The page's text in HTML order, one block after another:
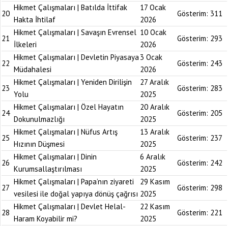
20
Hikmet Çalışmaları | Batılda İttifak
Hakta İhtilaf
17 Ocak
2026
Gösterim: 311
21
Hikmet Çalışmaları | Savaşın Evrensel
İlkeleri
10 Ocak
2026
Gösterim: 293
22
Hikmet Çalışmaları | Devletin Piyasaya
Müdahalesi
3 Ocak
2026
Gösterim: 243
23
Hikmet Çalışmaları | Yeniden Dirilişin
Yolu
27 Aralık
2025
Gösterim: 283
24
Hikmet Çalışmaları | Özel Hayatın
Dokunulmazlığı
20 Aralık
2025
Gösterim: 205
25
Hikmet Çalışmaları | Nüfus Artış
Hızının Düşmesi
13 Aralık
2025
Gösterim: 237
26
Hikmet Çalışmaları | Dinin
Kurumsallaştırılması
6 Aralık
2025
Gösterim: 242
27
Hikmet Çalışmaları | Papa’nın ziyareti
vesilesi ile doğal yapıya dönüş çağrısı
29 Kasım
2025
Gösterim: 298
28
Hikmet Çalışmaları | Devlet Helal-
Haram Koyabilir mi?
22 Kasım
2025
Gösterim: 221